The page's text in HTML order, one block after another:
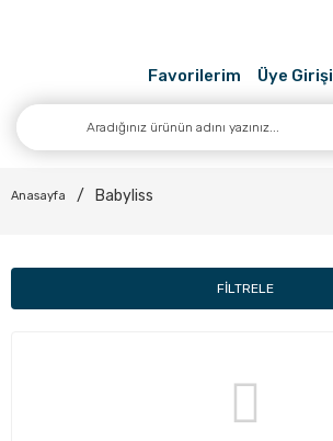
Favorilerim Üye Girişi
Anasayfa Babyliss
FİLTRELE